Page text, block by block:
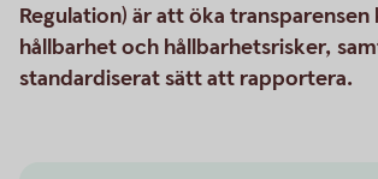
Regulation) är att öka transparensen
hållbarhet och hållbarhetsrisker,
standardiserat sätt att rapportera.